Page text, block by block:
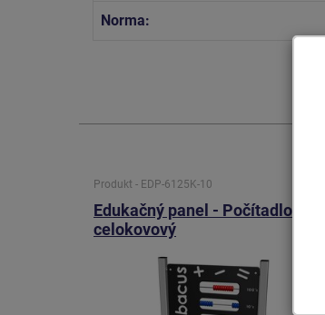
Norma:
Produkt - EDP-6125K-10
Edukačný panel - Počítadlo -
celokovový